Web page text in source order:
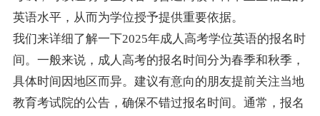
英语水平，从而为学位授予提供重要依据。
我们来详细了解一下2025年成人高考学位英语的报名时
间。一般来说，成人高考的报名时间分为春季和秋季，
具体时间因地区而异。建议有意向的朋友提前关注当地
教育考试院的公告，确保不错过报名时间。通常，报名